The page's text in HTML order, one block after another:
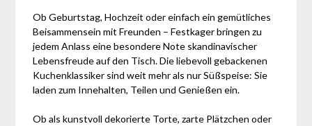
Ob Geburtstag, Hochzeit oder einfach ein gemütliches
Beisammensein mit Freunden – Festkager bringen zu
jedem Anlass eine besondere Note skandinavischer
Lebensfreude auf den Tisch. Die liebevoll gebackenen
Kuchenklassiker sind weit mehr als nur Süßspeise: Sie
laden zum Innehalten, Teilen und Genießen ein.
Ob als kunstvoll dekorierte Torte, zarte Plätzchen oder